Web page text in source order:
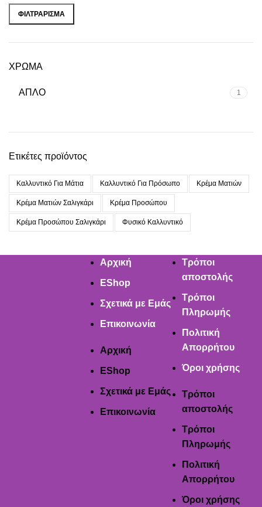
ΦΙΛΤΡΆΡΙΣΜΑ
ΧΡΩΜΑ
ΑΠΛΟ 1
Ετικέτες προϊόντος
Καλλυντικό Για Μάτια Καλλυντικό Για Πρόσωπο Κρέμα Ματιών
Κρέμα Ματιών Σαλιγκάρι Κρέμα Προσώπου
Κρέμα Προσώπου Σαλιγκάρι Φυσικό Καλλυντικό
Αρχική
EShop
Σχετικά με Εμάς
Επικοινωνία
Αρχική
EShop
Σχετικά με Εμάς
Επικοινωνία
Τρόποι
αποστολής
Τρόποι
Πληρωμής
Πολιτική
Απορρήτου
Όροι χρήσης
Τρόποι
αποστολής
Τρόποι
Πληρωμής
Πολιτική
Απορρήτου
Όροι χρήσης